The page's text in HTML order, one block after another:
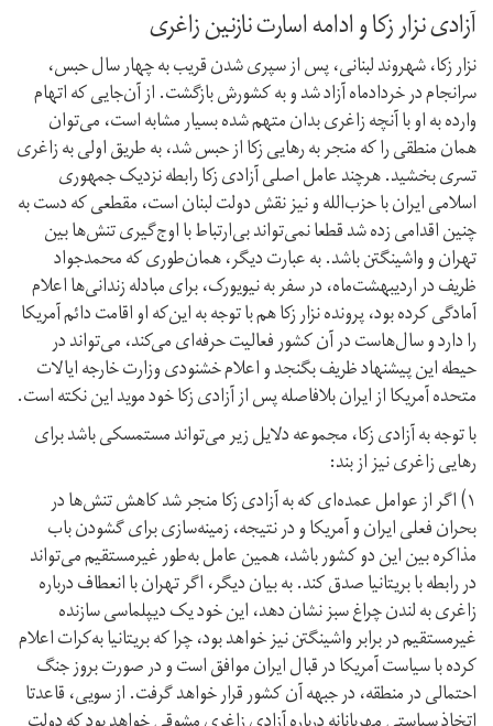
آزادی نزار زکا و ادامه اسارت نازنین زاغری
نزار زکا، شهروند لبنانی، پس از سپری شدن قریب به چهار سال حبس،
سرانجام در خردادماه آزاد شد و به کشورش بازگشت. از آن‌جایی که اتهام
وارده به او با آنچه زاغری بدان متهم شده بسیار مشابه است، می‌توان
همان منطقی را که منجر به رهایی زکا از حبس شد، به طریق اولی به زاغری
تسری بخشید. هرچند عامل اصلی آزادی زکا رابطه نزدیک جمهوری
اسلامی ایران با حزب‌الله و نیز نقش دولت لبنان است، مقطعی که دست به
چنین اقدامی زده شد قطعا نمی‌تواند بی‌ارتباط با اوج‌گیری تنش‌ها بین
تهران و واشینگتن باشد. به عبارت دیگر، همان‌طوری که محمد‌جواد
ظریف در اردیبهشت‌ماه، در سفر به نیویورک، برای مبادله زندانی‌ها اعلام
آمادگی کرده بود، پرونده نزار زکا هم با توجه به این‌که او اقامت دائم آمریکا
را دارد و سال‌هاست در آن کشور فعالیت حرفه‌ای می‌کند، می‌تواند در
حیطه این پیشنهاد ظریف بگنجد و اعلام خشنودی وزارت خارجه ایالات
متحده آمریکا از ایران بلافاصله پس از آزادی زکا خود موید این نکته است.
با توجه به آزادی زکا، مجموعه دلایل زیر می‌تواند مستمسکی باشد برای
رهایی زاغری نیز از بند:
۱) اگر از عوامل عمده‌ای که به آزادی زکا منجر شد کاهش تنش‌ها در
بحران فعلی ایران و آمریکا و در نتیجه، زمینه‌سازی برای گشودن باب
مذاکره بین این دو کشور باشد، همین عامل به‌طور غیر‌مستقیم می‌تواند
در رابطه با بریتانیا صدق کند. به بیان دیگر، اگر تهران با انعطاف در‌باره
زاغری به لندن چراغ سبز نشان دهد، این خود یک دیپلماسی سازنده
غیرمستقیم در برابر واشینگتن نیز خواهد بود، چرا که بریتانیا به‌کرات اعلام
کرده با سیاست آمریکا در قبال ایران موافق است و در صورت بروز جنگ
احتمالی در منطقه، در جبهه آن کشور قرار خواهد گرفت. از سویی، قاعدتا